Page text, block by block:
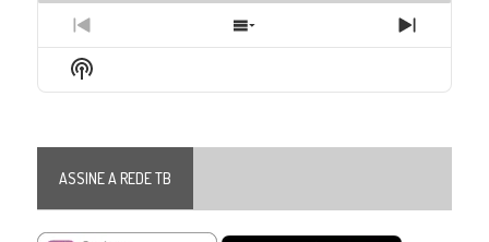
Previous
Episode
Show
Episodes
Next
Episode
Show
Podcast
ASSINE A REDE TB